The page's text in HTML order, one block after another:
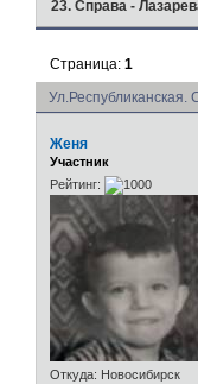
23. Справа -
Страница:1
Женя
Участник
Рейтинг:
Откуда: Новосибирск